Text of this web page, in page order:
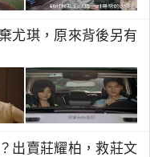
尤琪，原來背後另有
出賣莊耀柏，救莊文